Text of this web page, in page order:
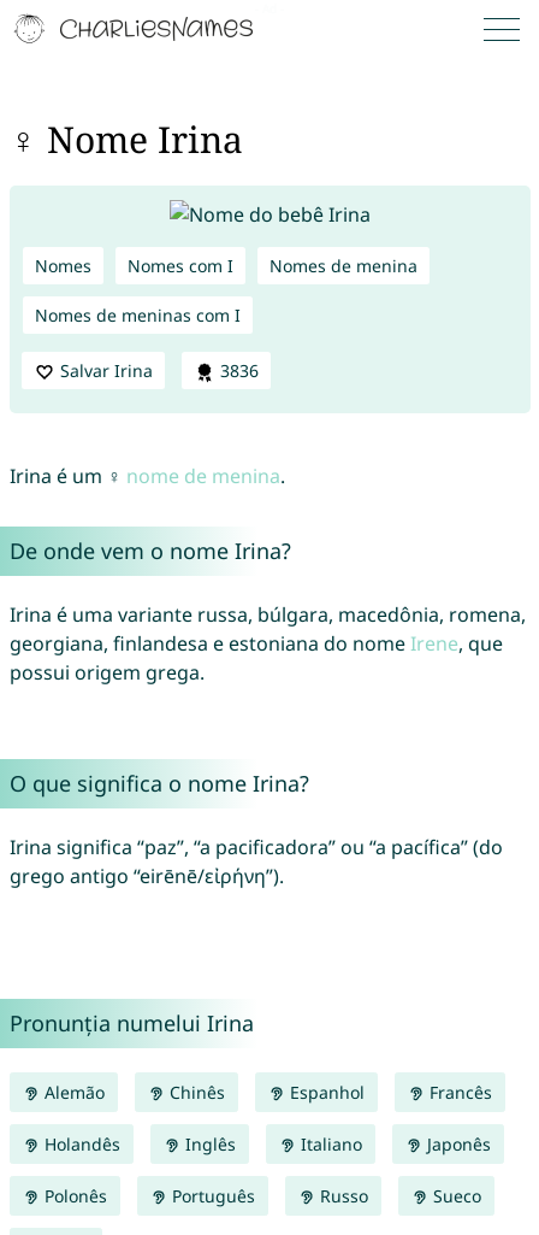
♀ Nome Irina
Nomes Nomes com I Nomes de menina
Nomes de meninas com I
Salvar Irina 3836
Irina é um ♀ nome de menina.
De onde vem o nome Irina?
Irina é uma variante russa, búlgara, macedônia, romena,
georgiana, finlandesa e estoniana do nomeIrene, que
possui origem grega.
O que significa o nome Irina?
Irina significa “paz”, “a pacificadora” ou “a pacífica” (do
grego antigo “eirēnē/εἰρήνη”).
Pronunția numelui Irina
Alemão Chinês Espanhol Francês
Holandês Inglês Italiano Japonês
Polonês Português Russo Sueco